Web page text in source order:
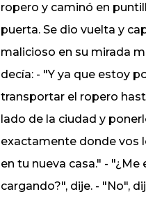
ropero y caminó en
puerta. Se dio vuelta y
malicioso en su mirada
decía: - "Y ya que estoy
transportar el ropero
lado de la ciudad y
exactamente donde vos
en tu nueva casa." - "¿Me
cargando?", dije. - "No",